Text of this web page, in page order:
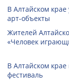
В Алтайском
арт-объекты
Жителей
«Человек
В Алтайском
фестиваль